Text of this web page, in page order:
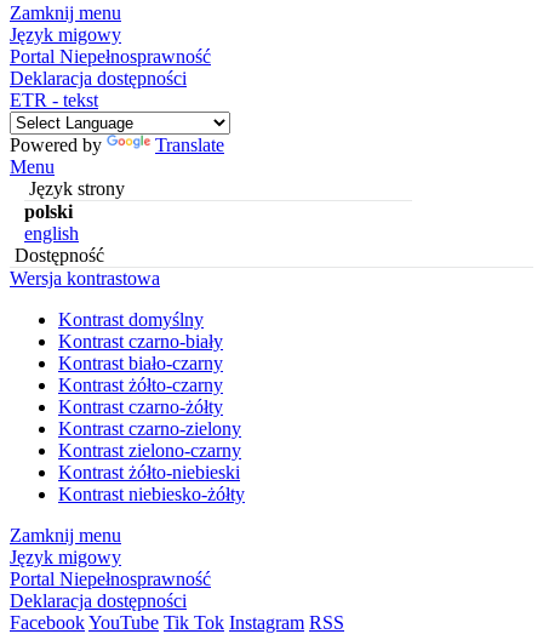
Zamknij menu
Język migowy
Portal Niepełnosprawność
Deklaracja dostępności
ETR - tekst
Powered by
Translate
Menu
Język strony
polski
english
Dostępność
Wersja kontrastowa
Kontrast domyślny
Kontrast czarno-biały
Kontrast biało-czarny
Kontrast żółto-czarny
Kontrast czarno-żółty
Kontrast czarno-zielony
Kontrast zielono-czarny
Kontrast żółto-niebieski
Kontrast niebiesko-żółty
Zamknij menu
Język migowy
Portal Niepełnosprawność
Deklaracja dostępności
FacebookYouTube Tik Tok Instagram RSS